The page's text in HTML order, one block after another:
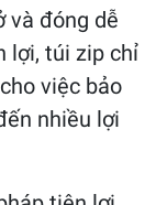
và đóng dễ
lợi, túi zip chỉ
việc bảo
nhiều lợi